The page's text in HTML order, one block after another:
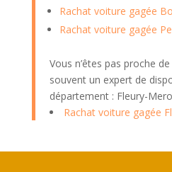
Rachat voiture gagée
Rachat voiture gagée
Vous n’êtes pas proche
souvent un expert de
département : Fleury-
Rachat voiture gagée